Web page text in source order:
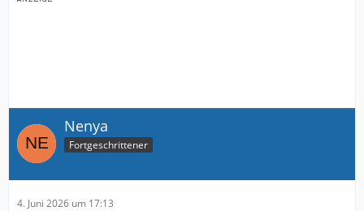
Nenya
Fortgeschrittener
4. Juni 2026 um 17:13